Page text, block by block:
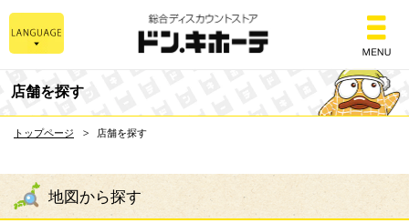
総合ディスカウント
店舗を探す
トップページ 店舗を探す
地図から探す